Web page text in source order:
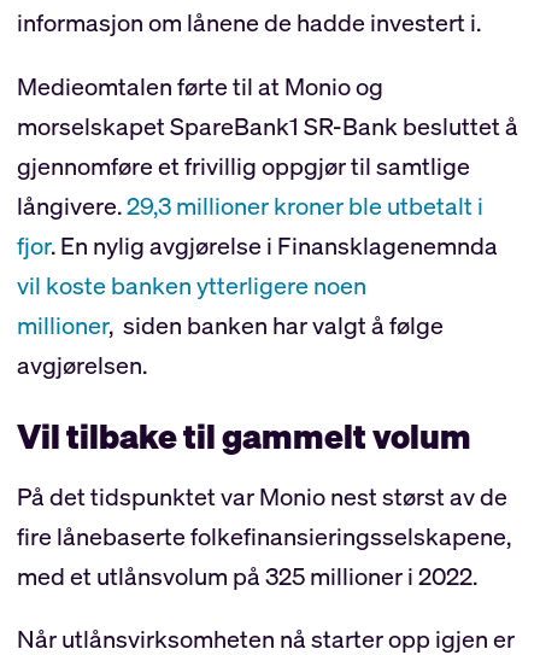
informasjon om lånene de hadde investert i.
Medieomtalen førte til at Monio og
morselskapet SpareBank1 SR-Bank besluttet å
gjennomføre et frivillig oppgjør til samtlige
långivere.29,3 millioner kroner ble utbetalt i
fjor. En nylig avgjørelse i Finansklagenemnda
vil koste banken ytterligere noen
millioner, siden banken har valgt å følge
avgjørelsen.
Vil tilbake til gammelt volum
På det tidspunktet var Monio nest størst av de
fire lånebaserte folkefinansieringsselskapene,
med et utlånsvolum på 325 millioner i 2022.
Når utlånsvirksomheten nå starter opp igjen er